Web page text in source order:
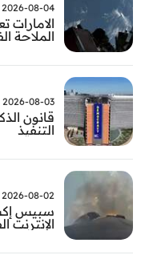
2026-08-04 | 12:35
الامارات
الملاحة
2026-08-03 | 02:16
قانون
التنفيذ
2026-08-02 | 12:17
الإنترنت